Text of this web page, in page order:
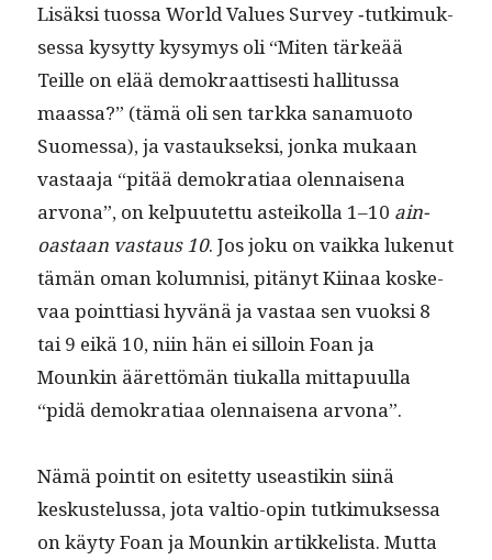
Lisäk­si tuos­sa World Val­ues Sur­vey ‑tutkimuk­
ses­sa kysyt­ty kysymys oli “Miten tärkeää
Teille on elää demokraat­tis­es­ti hal­li­tus­sa
maas­sa?” (tämä oli sen tark­ka sana­muo­to
Suomes­sa), ja vas­tauk­sek­si, jon­ka mukaan
vas­taa­ja “pitää demokra­ti­aa olen­naise­na
arvona”, on kelpu­utet­tu asteikol­la 1–10 ain­
oas­taan vas­taus 10. Jos joku on vaik­ka lukenut
tämän oman kolum­nisi, pitänyt Kiinaa koske­
vaa point­ti­asi hyvänä ja vas­taa sen vuok­si 8
tai 9 eikä 10, niin hän ei sil­loin Foan ja
Mounkin ääret­tömän tiukalla mit­ta­pu­ul­la
“pidä demokra­ti­aa olen­naise­na arvona”.
Nämä pointit on esitet­ty use­astikin siinä
keskustelus­sa, jota val­tio-opin tutkimuk­ses­sa
on käy­ty Foan ja Mounkin artikke­lista. Mut­ta